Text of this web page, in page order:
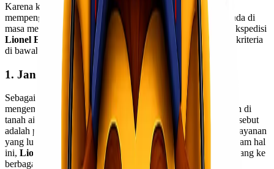
Karena kualitas jasa ekspedisi yang Anda gunakan turut
mempengaruhi keberhasilan dan keberlangsungan usaha Anda di
masa mendatang, pastikan Anda hanya menggunakan jasa ekspedisi
Lionel Express
maupun kota-kota lainnya yang memenuhi kriteria
di bawah ini :
1. Jangkauan Layanan Lebih Luas
Sebagai seorang pengusaha, tentu Anda selalu ingin
mengembangkan usaha Anda dan merambah berbagai daerah di
tanah air bukan? Nah, salah satu faktor pendukung upaya tersebut
adalah penggunaan jasa ekspedisi yang memiliki jangkauan layanan
yang luas dan mencakup berbagai wilayah di Indonesia. Dalam hal
ini, Lionel Express
siap melayani kebutuhan pengiriman barang ke
berbagai daerah di tanah air.